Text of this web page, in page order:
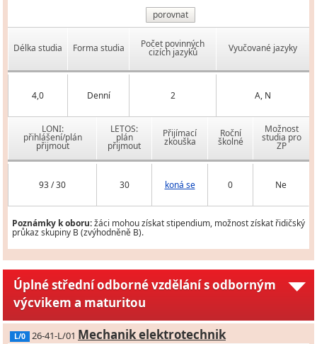
porovnat
Délka studia Forma studia Počet povinných
cizích jazyků Vyučované jazyky
4,0 Denní 2 A, N
LONI:
přihlášení/plán
přijmout
LETOS:
plán
přijmout
Přijímací
zkouška
Roční
školné
Možnost
studia pro
ZP
93 / 30 30 koná se 0 Ne
Poznámky k oboru:žáci mohou získat stipendium, možnost získat řidičský
průkaz skupiny B (zvýhodněně B).
Úplné střední odborné vzdělání s odborným
výcvikem a maturitou
L/0 26-41-L/01 Mechanik elektrotechnik